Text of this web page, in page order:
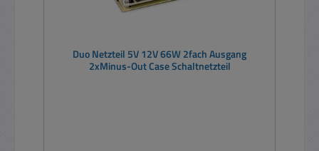
Duo Netzteil 5V 12V 66W 2fach Ausgang
2xMinus-Out Case Schaltnetzteil